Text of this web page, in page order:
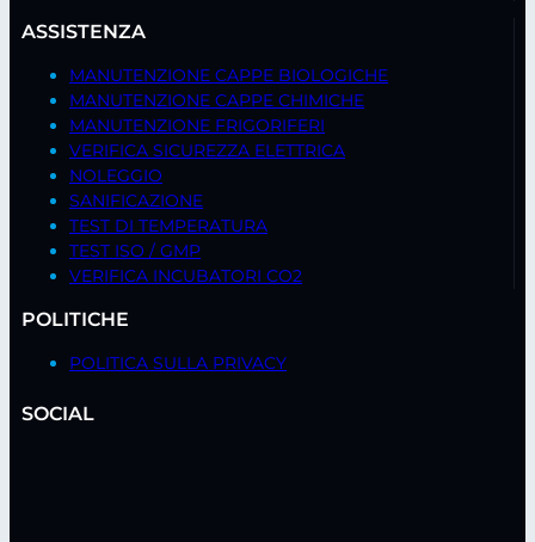
ASSISTENZA
MANUTENZIONE CAPPE BIOLOGICHE
MANUTENZIONE CAPPE CHIMICHE
MANUTENZIONE FRIGORIFERI
VERIFICA SICUREZZA ELETTRICA
NOLEGGIO
SANIFICAZIONE
TEST DI TEMPERATURA
TEST ISO / GMP
VERIFICA INCUBATORI CO2
POLITICHE
POLITICA SULLA PRIVACY
SOCIAL